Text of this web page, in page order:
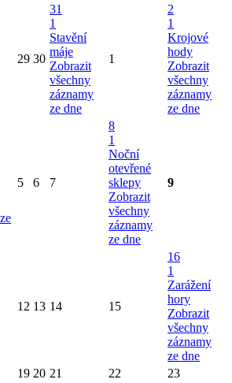
29 30
31
1
Stavění
máje
Zobrazit
všechny
záznamy
ze dne
1
2
1
Krojové
hody
Zobrazit
všechny
záznamy
ze dne
5 6 7
8
1
Noční
otevřené
sklepy
Zobrazit
všechny
záznamy
ze dne
9
12 13 14 15
16
1
Zarážení
hory
Zobrazit
všechny
záznamy
ze dne
19 20 21 22
23